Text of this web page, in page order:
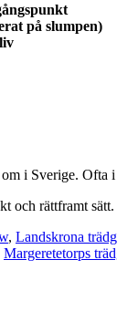
på slumpen)
i Sverige.
och rättframt sätt.
, Landskrona
Margeretetorps